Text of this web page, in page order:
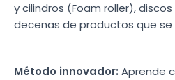
y cilindros (Foam roller),
decenas de productos que se
Método innovador: Aprende